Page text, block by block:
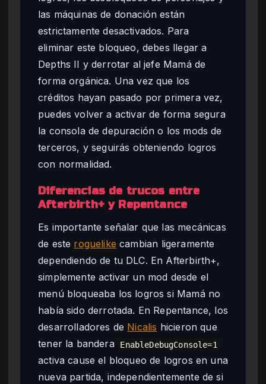
las máquinas de donación están
estrictamente desactivados. Para
eliminar este bloqueo, debes llegar a
Depths II y derrotar al jefe Mamá de
forma orgánica. Una vez que los
créditos hayan pasado por primera vez,
puedes volver a activar de forma segura
la consola de depuración o los mods de
terceros, y seguirás obteniendo logros
con normalidad.
Diferencias de trucos entre
Afterbirth+ y Repentance
Es importante señalar que las mecánicas
de este roguelike cambian ligeramente
dependiendo de tu DLC. En Afterbirth+,
simplemente activar un mod desde el
menú bloqueaba los logros si Mamá no
había sido derrotada. En Repentance, los
desarrolladores de Nicalis hicieron que
tener la bandera
EnableDebugConsole=1
activa cause el bloqueo de logros en una
nueva partida, independientemente de si